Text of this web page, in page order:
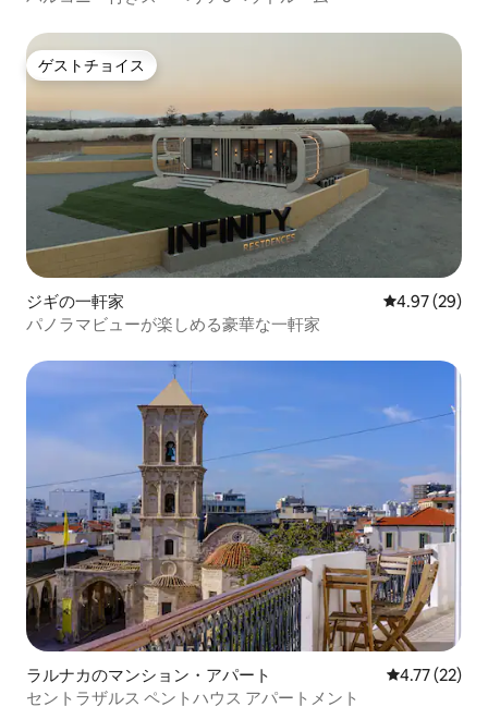
ゲストチョイス
ゲストチョイス
ジギの一軒家 レビュー29
4.97 (29)
パノラマビューが楽しめる豪華な一軒家
ラルナカのマンション・アパート レビュー22
4.77 (22)
セントラザルス ペントハウス アパートメント